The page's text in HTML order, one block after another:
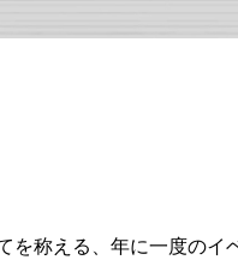
を称える、年に一度の